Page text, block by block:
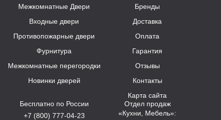
Межкомнатные Двери
Входные двери
Противопожарные двери
Фурнитура
Межкомнатные перегородки
Новинки дверей
Бренды
Доставка
Оплата
Гарантия
Отзывы
Контакты
Карта сайта
Бесплатно по России
+7 (800) 777-04-23
Отдел продаж
«Кухни, Мебель»: